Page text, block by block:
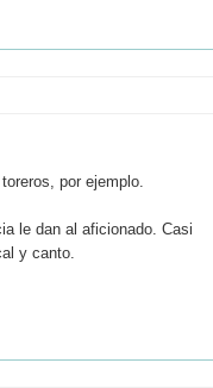
por ejemplo.
le dan al aficionado. Casi
y canto.